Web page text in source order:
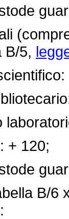
B/5,
+ 120;
B/6